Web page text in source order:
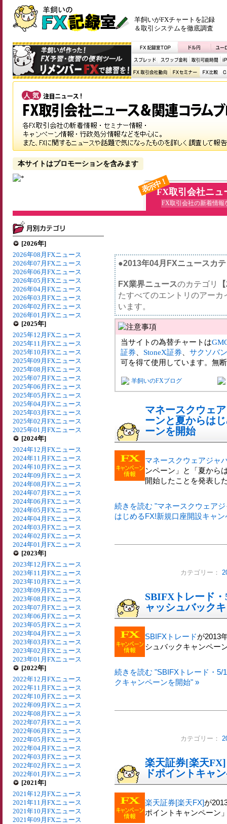
羊飼いがFXチャートを記録
＆取引システムを徹底調査
本サイトはプロモーションを含みます
表示中！FX取引会社ニュ
FX取引会社の新着情報
[2026年]
2026年08月FXニュース
2026年07月FXニュース
2026年06月FXニュース
2026年05月FXニュース
2026年04月FXニュース
2026年03月FXニュース
2026年02月FXニュース
2026年01月FXニュース
[2025年]
2025年12月FXニュース
2025年11月FXニュース
2025年10月FXニュース
2025年09月FXニュース
2025年08月FXニュース
2025年07月FXニュース
2025年06月FXニュース
2025年05月FXニュース
2025年04月FXニュース
2025年03月FXニュース
2025年02月FXニュース
2025年01月FXニュース
[2024年]
2024年12月FXニュース
2024年11月FXニュース
2024年10月FXニュース
2024年09月FXニュース
2024年08月FXニュース
2024年07月FXニュース
2024年06月FXニュース
2024年05月FXニュース
2024年04月FXニュース
2024年03月FXニュース
2024年02月FXニュース
2024年01月FXニュース
[2023年]
2023年12月FXニュース
2023年11月FXニュース
2023年10月FXニュース
2023年09月FXニュース
2023年08月FXニュース
2023年07月FXニュース
2023年06月FXニュース
2023年05月FXニュース
2023年04月FXニュース
2023年03月FXニュース
2023年02月FXニュース
2023年01月FXニュース
[2022年]
2022年12月FXニュース
2022年11月FXニュース
2022年10月FXニュース
2022年09月FXニュース
2022年08月FXニュース
2022年07月FXニュース
2022年06月FXニュース
2022年05月FXニュース
2022年04月FXニュース
2022年03月FXニュース
2022年02月FXニュース
2022年01月FXニュース
[2021年]
2021年12月FXニュース
2021年11月FXニュース
2021年10月FXニュース
2021年09月FXニュース
●2013年04月FXニュースカ
FX業界ニュースのカテゴリ
たすべてのエントリのアー
います。
当サイトの為替チャートは
証券
StoneX証券
サクソバ
可を得て使用しています。無
羊飼いのFXブログ
マネースクウェ
ーンと夏からは
ーンを開始
マネースクウェアジャ
ンペーン」と「夏から
開始したことを発表し
続きを読む "マネースクウェア
はじめるFX!新規口座開設キャ
カテゴリー：
SBIFXトレード
ャッシュバック
SBIFXトレードが2013
シュバックキャンペー
続きを読む "SBIFXトレード・5/
クキャンペーンを開始" »
カテゴリー：
楽天証券[楽天
ドポイントキャ
楽天証券[楽天FX]が
ポイントキャンペーン